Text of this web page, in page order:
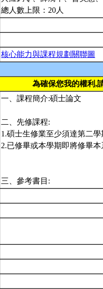
總人數上限：20人
核心能力與課程規劃關聯圖
為確保您我的權利,
一、課程簡介:碩士論文
二、先修課程:
1.碩士生修業至少須達第二學
2.已修畢或本學期即將修畢
三、參考書目: